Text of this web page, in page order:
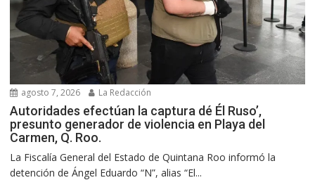
agosto 7, 2026 La Redacción
Autoridades efectúan la captura dé Él Ruso’,
presunto generador de violencia en Playa del
Carmen, Q. Roo.
La Fiscalía General del Estado de Quintana Roo informó la
detención de Ángel Eduardo “N”, alias “El...